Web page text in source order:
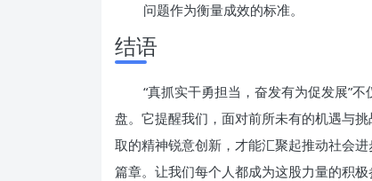
问题作为衡量成效的标准。
结语
“真抓实干勇担当，奋发有为促发展”
盘。它提醒我们，面对前所未有的机遇与
取的精神锐意创新，才能汇聚起推动社会
篇章。让我们每个人都成为这股力量的积